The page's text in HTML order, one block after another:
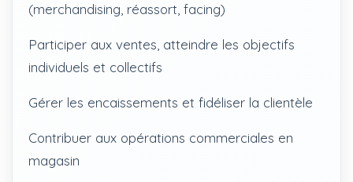
(merchandising, réassort, facing)
Participer aux ventes, atteindre les objectifs
individuels et collectifs
Gérer les encaissements et fidéliser la clientèle
Contribuer aux opérations commerciales en
magasin